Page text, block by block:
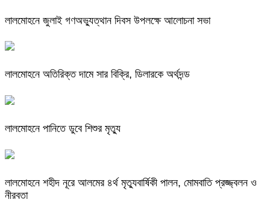
লালমোহনে জুলাই গণঅভ্যুত্থান দিবস উপলক্ষে আলোচনা সভা
লালমোহনে অতিরিক্ত দামে সার বিক্রি, ডিলারকে অর্থদন্ড
লালমোহনে পানিতে ডুবে শিশুর মৃত্যু
লালমোহনে শহীদ নূরে আলমের ৪র্থ মৃত্যুবার্ষিকী পালন, মোমবাতি প্রজ্জ্বলন ও
নীরবতা